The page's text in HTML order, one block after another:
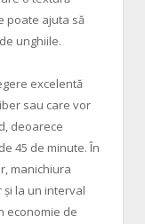
poate ajuta să
unghiile.
excelentă
sau care vor
deoarece
45 de minute. În
manichiura
la un interval
economie de